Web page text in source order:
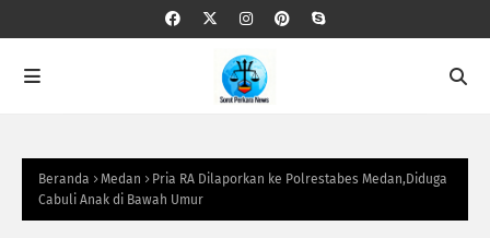
Beranda Medan
Pria RA Dilaporkan ke Polrestabes Medan,Diduga
Cabuli Anak di Bawah Umur